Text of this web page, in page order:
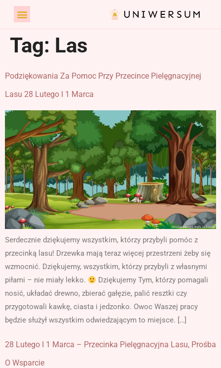
Tag: Las
Podziękowania Za Pomoc Przy Przecince Pielęgnacyjnej
Lasu 28 Lutego I 1 Marca
Serdecznie dziękujemy wszystkim, którzy przybyli pomóc z
przecinką lasu! Drzewka mają teraz więcej przestrzeni żeby się
wzmocnić. Dziękujemy, wszystkim, którzy przybyli z własnymi
piłami – nie miały lekko.
Dziękujemy Tym, którzy pomagali
nosić, układać drewno, zbierać gałęzie, palić resztki czy
przygotowali kawkę, ciasta i jedzonko. Owoc Waszej pracy
będzie służył wszystkim odwiedzającym to miejsce. […]
28 Lutego I 1 Marca – Przecinka Pielęgnacyjna Lasu, Prośba
O Wsparcie